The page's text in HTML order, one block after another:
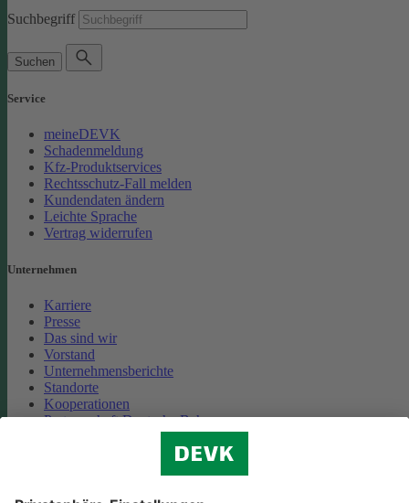
Suchbegriff
Suchen
Service
meineDEVK
Schadenmeldung
Kfz-Produktservices
Rechtsschutz-Fall melden
Kundendaten ändern
Leichte Sprache
Vertrag widerrufen
Unternehmen
Karriere
Presse
Das sind wir
Vorstand
Unternehmensberichte
Standorte
Kooperationen
Partnerschaft Deutsche Bahn